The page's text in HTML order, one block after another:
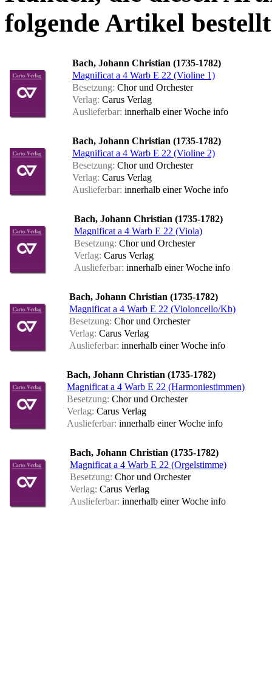
folgende Artikel
Bach, Johann Christian (1735-1782)
Magnificat a 4 Warb E 22 (Violine 1)
Besetzung: Chor und Orchester
Verlag: Carus Verlag
Auslieferbar: innerhalb einer Woche info
Bach, Johann Christian (1735-1782)
Magnificat a 4 Warb E 22 (Violine 2)
Besetzung: Chor und Orchester
Verlag: Carus Verlag
Auslieferbar: innerhalb einer Woche info
Bach, Johann Christian (1735-1782)
Magnificat a 4 Warb E 22 (Viola)
Besetzung: Chor und Orchester
Verlag: Carus Verlag
Auslieferbar: innerhalb einer Woche info
Bach, Johann Christian (1735-1782)
Magnificat a 4 Warb E 22 (Violoncello/Kb)
Besetzung: Chor und Orchester
Verlag: Carus Verlag
Auslieferbar: innerhalb einer Woche info
Bach, Johann Christian (1735-1782)
Magnificat a 4 Warb E 22 (Harmoniestimmen)
Besetzung: Chor und Orchester
Verlag: Carus Verlag
Auslieferbar: innerhalb einer Woche info
Bach, Johann Christian (1735-1782)
Magnificat a 4 Warb E 22 (Orgelstimme)
Besetzung: Chor und Orchester
Verlag: Carus Verlag
Auslieferbar: innerhalb einer Woche info